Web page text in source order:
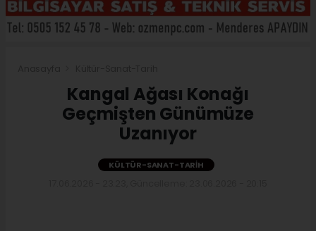
Kangal Ağası Konağı
Geçmişten Günümüze
Uzanıyor
KÜLTÜR-SANAT-TARIH